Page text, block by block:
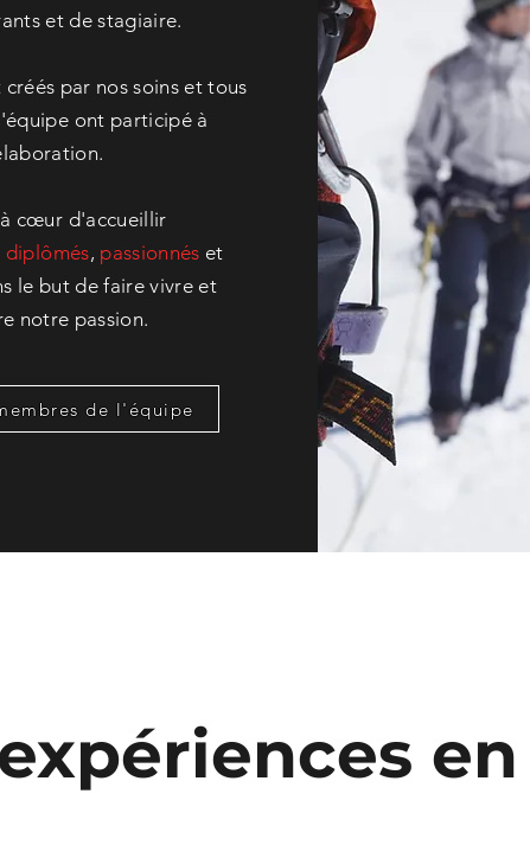
et de stagiaire.
par nos soins et tous
ont participé à
à cœur d'accueillir
diplômés, passionnés et
le but de faire vivre et
notre passion.
de l'équipe